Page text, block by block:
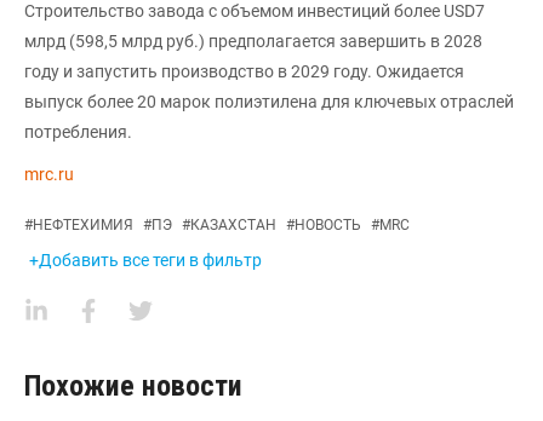
Строительство завода с объемом инвестиций более USD7
млрд (598,5 млрд руб.) предполагается завершить в 2028
году и запустить производство в 2029 году. Ожидается
выпуск более 20 марок полиэтилена для ключевых отраслей
потребления.
mrc.ru
#НЕФТЕХИМИЯ #ПЭ #КАЗАХСТАН #НОВОСТЬ #MRC
+Добавить все теги в фильтр
Похожие новости